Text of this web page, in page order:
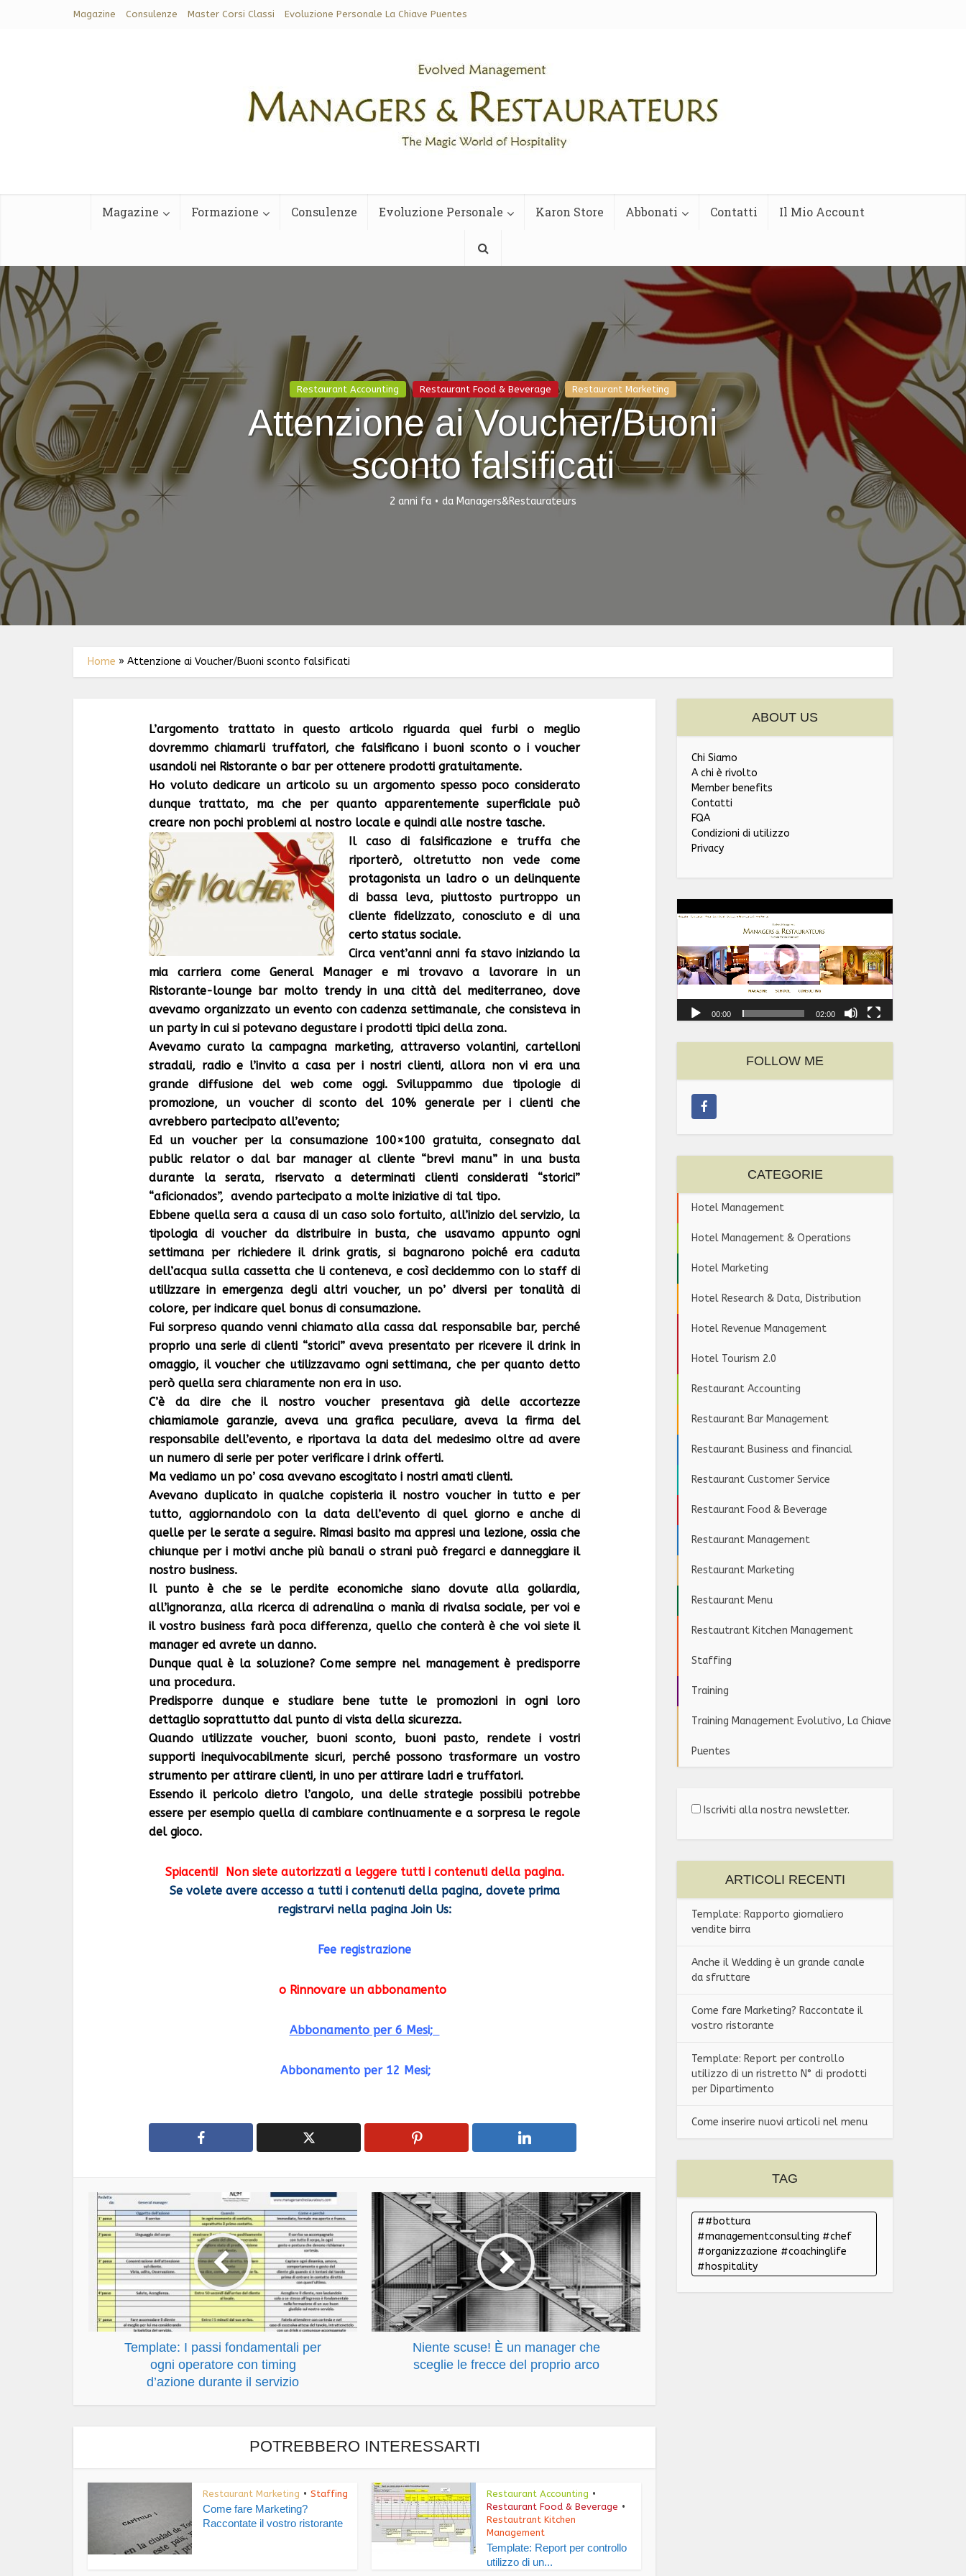
Magazine Consulenze Master Corsi Classi Evoluzione Personale La Chiave Puentes
Magazine Formazione Consulenze Evoluzione Personale Karon Store Abbonati Contatti Il Mio Account
Restaurant Accounting Restaurant Food & Beverage Restaurant Marketing
Attenzione ai Voucher/Buoni
sconto falsificati
2 anni fa da Managers&Restaurateurs
Home » Attenzione ai Voucher/Buoni sconto falsificati
L’argomento trattato in questo articolo riguarda quei furbi o meglio
dovremmo chiamarli truffatori, che falsificano i buoni sconto o i voucher
usandoli nei Ristorante o bar per ottenere prodotti gratuitamente.
Ho voluto dedicare un articolo su un argomento spesso poco considerato
dunque trattato, ma che per quanto apparentemente superficiale può
creare non pochi problemi al nostro locale e quindi alle nostre tasche.
Il caso di falsificazione e truffa che
riporterò, oltretutto non vede come
protagonista un ladro o un delinquente
di bassa leva, piuttosto purtroppo un
cliente fidelizzato, conosciuto e di una
certo status sociale.
Circa vent’anni anni fa stavo iniziando la
mia carriera come General Manager e mi trovavo a lavorare in un
Ristorante-lounge bar molto trendy in una città del mediterraneo, dove
avevamo organizzato un evento con cadenza settimanale, che consisteva in
un party in cui si potevano degustare i prodotti tipici della zona.
Avevamo curato la campagna marketing, attraverso volantini, cartelloni
stradali, radio e l’invito a casa per i nostri clienti, allora non vi era una
grande diffusione del web come oggi. Sviluppammo due tipologie di
promozione, un voucher di sconto del 10% generale per i clienti che
avrebbero partecipato all’evento;
Ed un voucher per la consumazione 100×100 gratuita, consegnato dal
public relator o dal bar manager al cliente “brevi manu” in una busta
durante la serata, riservato a determinati clienti considerati “storici”
“aficionados”, avendo partecipato a molte iniziative di tal tipo.
Ebbene quella sera a causa di un caso solo fortuito, all’inizio del servizio, la
tipologia di voucher da distribuire in busta, che usavamo appunto ogni
settimana per richiedere il drink gratis, si bagnarono poiché era caduta
dell’acqua sulla cassetta che li conteneva, e così decidemmo con lo staff di
utilizzare in emergenza degli altri voucher, un po’ diversi per tonalità di
colore, per indicare quel bonus di consumazione.
Fui sorpreso quando venni chiamato alla cassa dal responsabile bar, perché
proprio una serie di clienti “storici” aveva presentato per ricevere il drink in
omaggio, il voucher che utilizzavamo ogni settimana, che per quanto detto
però quella sera chiaramente non era in uso.
C’è da dire che il nostro voucher presentava già delle accortezze
chiamiamole garanzie, aveva una grafica peculiare, aveva la firma del
responsabile dell’evento, e riportava la data del medesimo oltre ad avere
un numero di serie per poter verificare i drink offerti.
Ma vediamo un po’ cosa avevano escogitato i nostri amati clienti.
Avevano duplicato in qualche copisteria il nostro voucher in tutto e per
tutto, aggiornandolo con la data dell’evento di quel giorno e anche di
quelle per le serate a seguire. Rimasi basito ma appresi una lezione, ossia che
chiunque per i motivi anche più banali o strani può fregarci e danneggiare il
nostro business.
Il punto è che se le perdite economiche siano dovute alla goliardia,
all’ignoranza, alla ricerca di adrenalina o manìa di rivalsa sociale, per voi e
il vostro business farà poca differenza, quello che conterà è che voi siete il
manager ed avrete un danno.
Dunque qual è la soluzione? Come sempre nel management è predisporre
una procedura.
Predisporre dunque e studiare bene tutte le promozioni in ogni loro
dettaglio soprattutto dal punto di vista della sicurezza.
Quando utilizzate voucher, buoni sconto, buoni pasto, rendete i vostri
supporti inequivocabilmente sicuri, perché possono trasformare un vostro
strumento per attirare clienti, in uno per attirare ladri e truffatori.
Essendo il pericolo dietro l’angolo, una delle strategie possibili potrebbe
essere per esempio quelladi cambiare continuamente e a sorpresa le regole
del gioco.
Spiacenti! Non siete autorizzati a leggere tutti i contenuti della pagina.
Se volete avere accesso a tutti i contenuti della pagina, dovete prima
registrarvi nella pagina Join Us:
Fee registrazione
o Rinnovare un abbonamento
Abbonamento per 6 Mesi;
Abbonamento per 12 Mesi;
Template: I passi fondamentali per
ogni operatore con timing
d’azione durante il servizio
Niente scuse! È un manager che
sceglie le frecce del proprio arco
POTREBBERO INTERESSARTI
Restaurant Marketing • Staffing
Come fare Marketing?
Raccontate il vostro ristorante
Restaurant Accounting •
Restaurant Food & Beverage •
Restautrant Kitchen
Management
Template: Report per controllo
utilizzo di un...
ABOUT US
Chi Siamo
A chi è rivolto
Member benefits
Contatti
FQA
Condizioni di utilizzo
Privacy
Player
00:00 02:00
FOLLOW ME
CATEGORIE
Hotel Management
Hotel Management & Operations
Hotel Marketing
Hotel Research & Data, Distribution
Hotel Revenue Management
Hotel Tourism 2.0
Restaurant Accounting
Restaurant Bar Management
Restaurant Business and financial
Restaurant Customer Service
Restaurant Food & Beverage
Restaurant Management
Restaurant Marketing
Restaurant Menu
Restautrant Kitchen Management
Staffing
Training
Training Management Evolutivo, La Chiave
Puentes
Iscriviti alla nostra newsletter.
ARTICOLI RECENTI
Template: Rapporto giornaliero
vendite birra
Anche il Wedding è un grande canale
da sfruttare
Come fare Marketing? Raccontate il
vostro ristorante
Template: Report per controllo
utilizzo di un ristretto N° di prodotti
per Dipartimento
Come inserire nuovi articoli nel menu
TAG
#bottura
#managementconsulting #chef
#organizzazione #coachinglife
#hospitality